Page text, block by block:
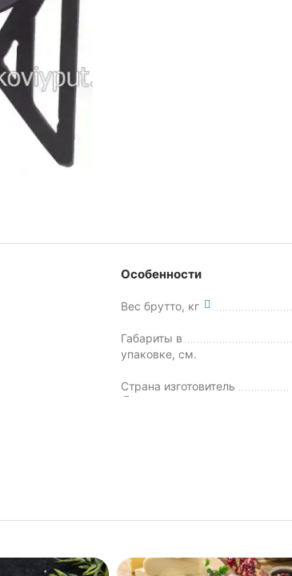
Особенности
Вес брутто, кг
Габариты в
упаковке, см.
Страна изготовитель